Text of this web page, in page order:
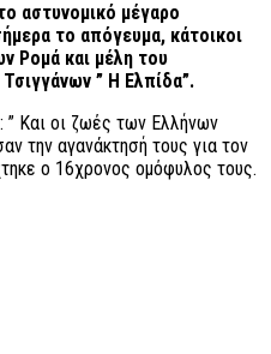
αστυνομικό μέγαρο
το απόγευμα, κάτοικοι
Ρομά και μέλη του
” Η Ελπίδα”.
Και οι ζωές των Ελλήνων
την αγανάκτησή τους για τον
ο 16χρονος ομόφυλος τους.